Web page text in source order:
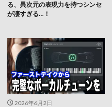
る、異次元の表現力を持つシンセ
が凄すぎる…！
2026年6月2日